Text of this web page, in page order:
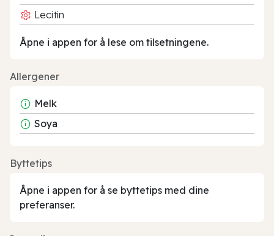
Lecitin
Åpne i appen for å lese om tilsetningene.
Allergener
Melk
Soya
Byttetips
Åpne i appen for å se byttetips med dine
preferanser.